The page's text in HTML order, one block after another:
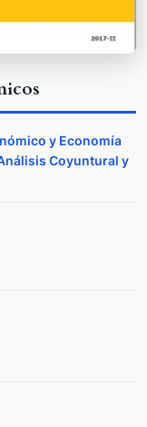
y Economía
Coyuntural y